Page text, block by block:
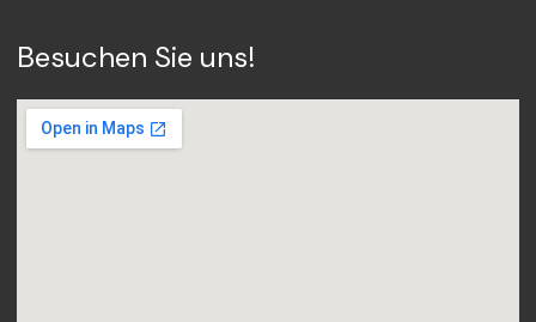
Besuchen Sie uns!